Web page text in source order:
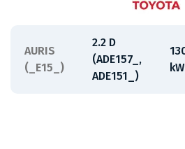
AURIS
(_E15_)
2.2 D
(ADE157_,
ADE151_)
kW